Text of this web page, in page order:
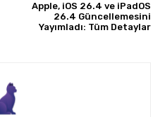
Apple, iOS 26.4 ve iPadOS
26.4 Güncellemesini
Yayımladı: Tüm Detaylar